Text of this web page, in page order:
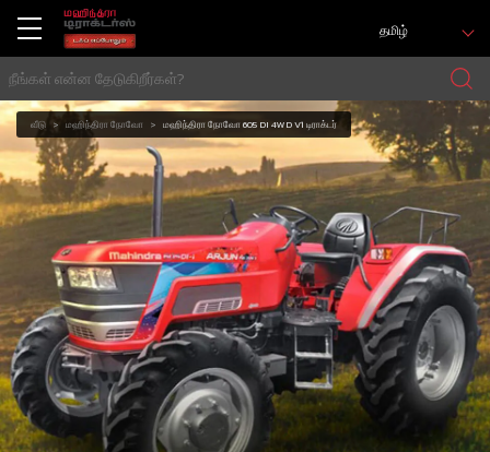
தமிழ்
வீடு மஹிந்திரா நோவோ மஹிந்திரா நோவோ 605 DI 4WD V1 டிராக்டர்